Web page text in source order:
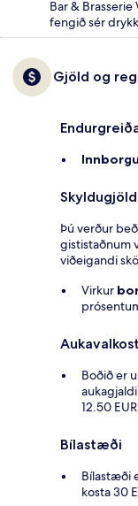
Bar &
fengið sér
Gjöld og
Skyldugjöld
Þú verður
gististaðnum
viðeigandi
Virkur
Boðið er
12.50
Bílastæði
Bílastæði
kosta 30